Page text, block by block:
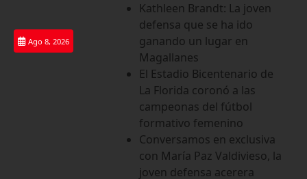
Ago 8, 2026
Kathleen Brandt: La joven
defensa que se ha ido
ganando un lugar en
Magallanes
El Estadio Bicentenario de
La Florida coronó a las
campeonas del fútbol
formativo femenino
Conversamos en exclusiva
con María Paz Valdivieso, la
joven defensa acerera